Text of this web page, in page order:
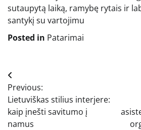
sutaupytą laiką, ramybę rytais ir
santykį su vartojimu
Posted in Patarimai
Navigacija
tarp
įrašų
Previous:
Lietuviškas stilius interjere:
kaip įnešti savitumo į
namus